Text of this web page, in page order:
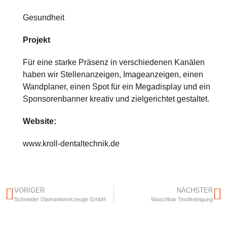
Gesundheit
Projekt
Für eine starke Präsenz in verschiedenen Kanälen
haben wir Stellenanzeigen, Imageanzeigen, einen
Wandplaner, einen Spot für ein Megadisplay und ein
Sponsorenbanner kreativ und zielgerichtet gestaltet.
Website:
www.kroll-dentaltechnik.de
VORIGER
Schneider Diamantwerkzeuge GmbH
NÄCHSTER
Waschbar Textilreinigung